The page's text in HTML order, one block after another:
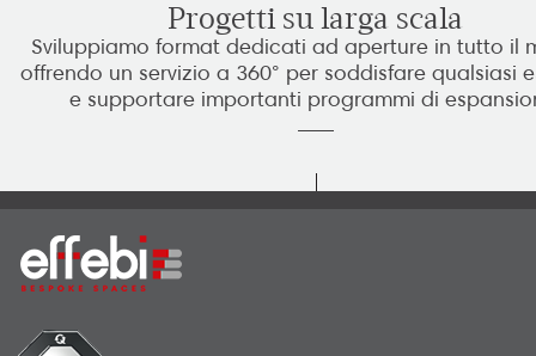
Progetti su larga scala
Sviluppiamo format dedicati ad aperture in tutto il
offrendo un servizio a 360° per soddisfare qualsiasi
e supportare importanti programmi di